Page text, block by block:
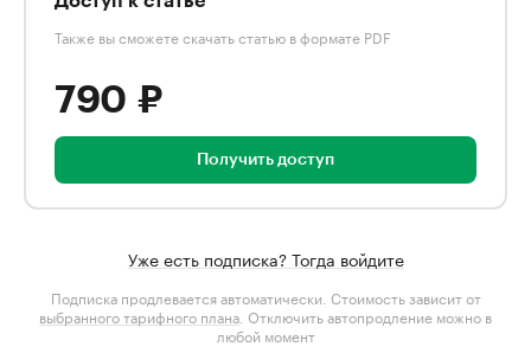
Также вы сможете скачать статью в формате PDF
790 ₽
Получить доступ
Уже есть подписка? Тогда войдите
Подписка продлевается автоматически. Стоимость зависит от
выбранного тарифного плана . Отключить автопродление можно в
любой момент